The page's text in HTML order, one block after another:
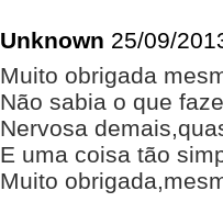
Unknown 25/09/
Muito obrigada
Não sabia o que
Nervosa
E uma coisa tão
Muito